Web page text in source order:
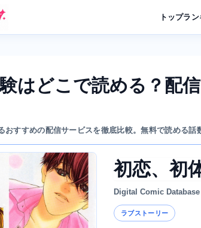
トップラン
はどこで読める？配
おすすめの配信サービスを徹底比較。無料で読める
初恋、初
Digital Comic Database
ラブストーリー